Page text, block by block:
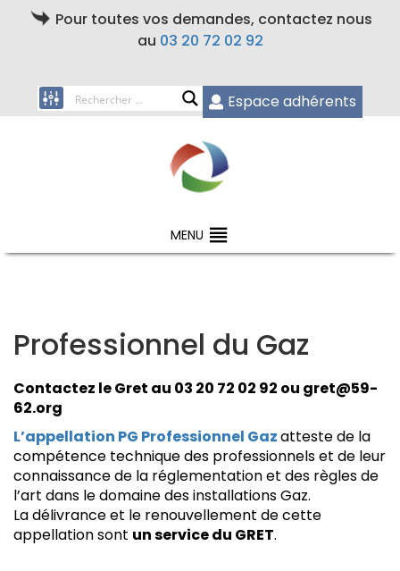
Pour toutes vos demandes, contactez nous
au 03 20 72 02 92
Espace adhérents
MENU
Professionnel du Gaz
Contactez le Gret au 03 20 72 02 92 ou gret@59-
62.org
L’appellation PG Professionnel Gazatteste de la
compétence technique des professionnels et de leur
connaissance de la réglementation et des règles de
l’art dans le domaine des installations Gaz.
La délivrance et le renouvellement de cette
appellation sont un service du GRET.